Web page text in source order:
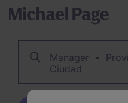
Manager
Ciudad